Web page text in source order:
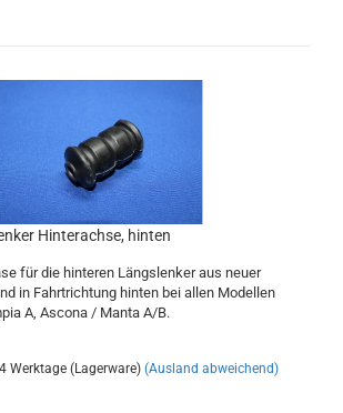
Hinterachse, hinten
für die hinteren Längslenker aus neuer
in Fahrtrichtung hinten bei allen Modellen
A, Ascona / Manta A/B.
Werktage (Lagerware) (Ausland abweichend)